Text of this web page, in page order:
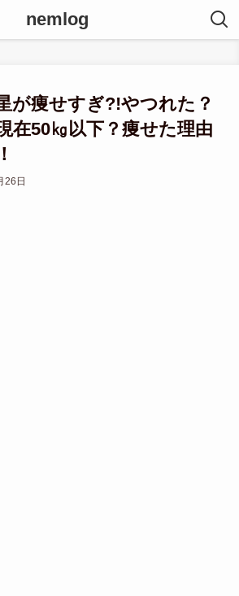
nemlog
が痩せすぎ?!やつれた？
在50㎏以下？痩せた理由
26日